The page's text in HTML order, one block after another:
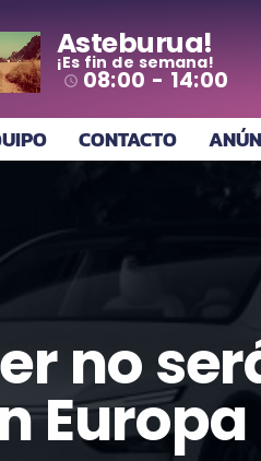
Asteburua!
¡Es fin de semana!
access_time 08:00 - 14:00
CONTACTO
no
Europa